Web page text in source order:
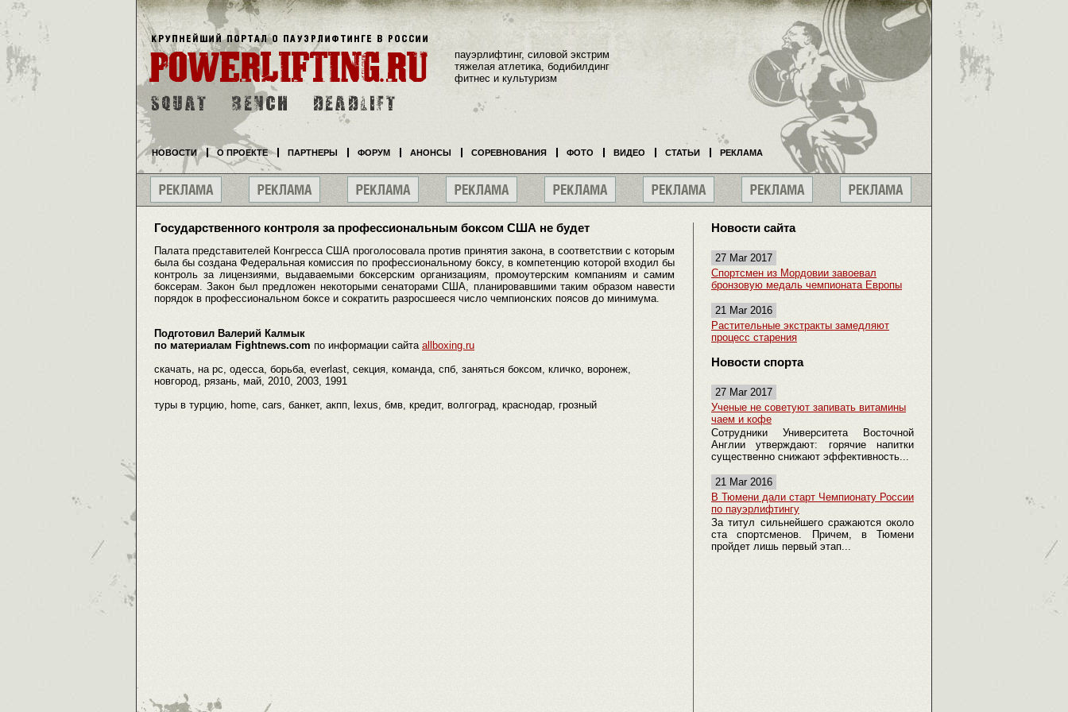
Государственного контроля за профессиональным боксом США не будет
Палата представителей Конгресса США проголосовала против принятия закона, в соответствии с которым
была бы создана Федеральная комиссия по профессиональному боксу, в компетенцию которой входил бы
контроль за лицензиями, выдаваемыми боксерским организациям, промоутерским компаниям и самим
боксерам. Закон был предложен некоторыми сенаторами США, планировавшими таким образом навести
порядок в профессиональном боксе и сократить разросшееся число чемпионских поясов до минимума.
Подготовил Валерий Калмык
по материалам Fightnews.com по информации сайта allboxing.ru
скачать, на pc, одесса, борьба, everlast, секция, команда, спб, заняться боксом, кличко, воронеж,
новгород, рязань, май, 2010, 2003, 1991
туры в турцию, home, cars, банкет, акпп, lexus, бмв, кредит, волгоград, краснодар, грозный
Новости сайта
27 Mar 2017
Спортсмен из Мордовии завоевал
бронзовую медаль чемпионата Европы
21 Mar 2016
Растительные экстракты замедляют
процесс старения
Новости спорта
27 Mar 2017
Ученые не советуют запивать витамины
чаем и кофе
Сотрудники Университета Восточной
Англии утверждают: горячие напитки
существенно снижают эффективность...
21 Mar 2016
В Тюмени дали старт Чемпионату России
по пауэрлифтингу
За титул сильнейшего сражаются около
ста спортсменов. Причем, в Тюмени
пройдет лишь первый этап...
пауэрлифтинг, силовой экстрим
тяжелая атлетика, бодибилдинг
фитнес и культуризм
НОВОСТИ О ПРОЕКТЕ ПАРТНЕРЫ ФОРУМ АНОНСЫ СОРЕВНОВАНИЯ ФОТО ВИДЕО СТАТЬИ РЕКЛАМА